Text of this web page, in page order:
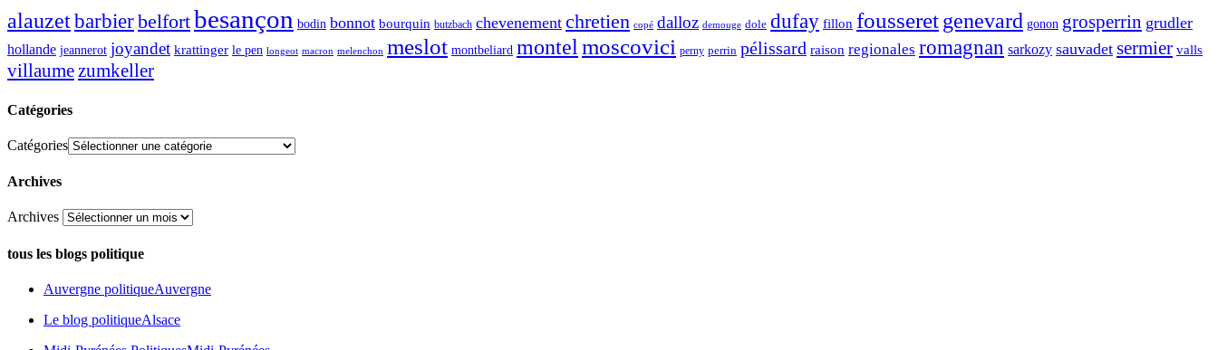
alauzetbarbierbelfortbesançon bodin bonnot bourquin butzbach chevenement chretien copé dalloz demouge dole dufay fillon fousseretgenevard gonon grosperrin grudler
hollande jeannerot joyandet krattinger le pen longeot macron melenchon meslot montbeliard montelmoscovici perny perrin pélissard raison regionales romagnan sarkozy sauvadet sermier valls
villaumezumkeller
Catégories
Catégories
Archives
Archives
tous les blogs politique
Auvergne politiqueAuvergne
Le blog politiqueAlsace